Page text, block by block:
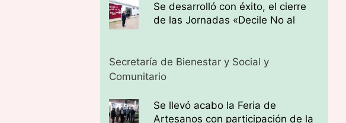
Se desarrolló con éxito, el cierre
de las Jornadas «Decile No al
Secretaría de Bienestar y Social y
Comunitario
Se llevó acabo la Feria de
Artesanos con participación de la